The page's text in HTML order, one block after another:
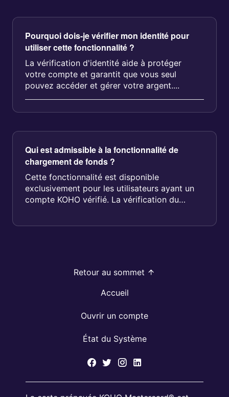
Pourquoi dois-je vérifier mon identité pour
utiliser cette fonctionnalité ?
La vérification d'identité aide à protéger
votre compte et garantit que vous seul
pouvez accéder et gérer votre argent....
Qui est admissible à la fonctionnalité de
chargement de fonds ?
Cette fonctionnalité est disponible
exclusivement pour les utilisateurs ayant un
compte KOHO vérifié. La vérification du
Retour au sommet
Accueil
Ouvrir un compte
État du Système